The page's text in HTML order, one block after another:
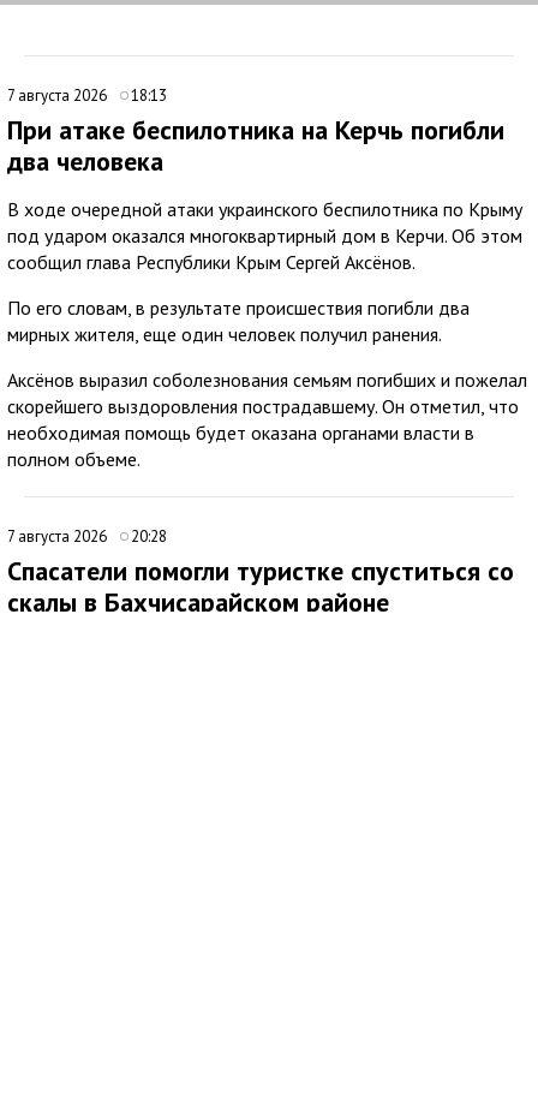
7 августа 2026 18:13
При атаке беспилотника на Керчь погибли
два человека
В ходе очередной атаки украинского беспилотника по Крыму
под ударом оказался многоквартирный дом в Керчи. Об этом
сообщил глава Республики Крым Сергей Аксёнов.
По его словам, в результате происшествия погибли два
мирных жителя, еще один человек получил ранения.
Аксёнов выразил соболезнования семьям погибших и пожелал
скорейшего выздоровления пострадавшему. Он отметил, что
необходимая помощь будет оказана органами власти в
полном объеме.
7 августа 2026 20:28
Спасатели помогли туристке спуститься со
скалы в Бахчисарайском районе